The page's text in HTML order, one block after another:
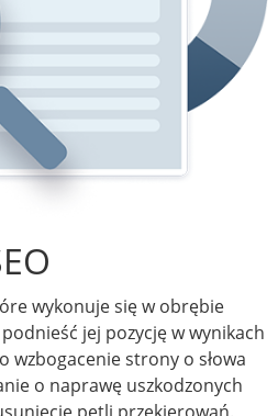
wykonuje się w obrębie
jej pozycję w wynikach
wzbogacenie strony o słowa
o naprawę uszkodzonych
pętli przekierowań.